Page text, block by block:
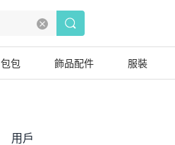
包包 飾品配件 服裝
用戶